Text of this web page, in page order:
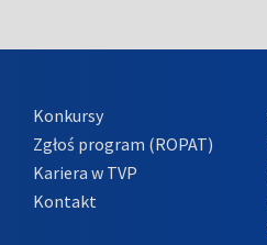
Konkursy
Zgłoś program (ROPAT)
Kariera w TVP
Kontakt